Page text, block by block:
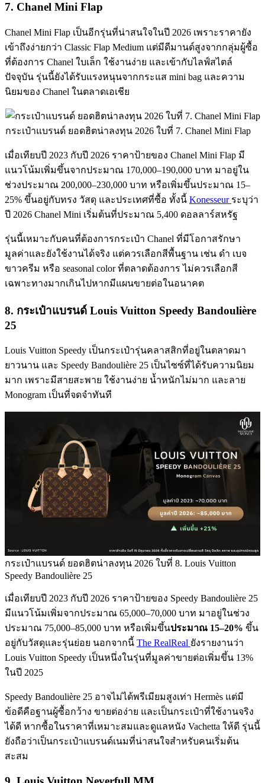
7. Chanel Mini Flap
Chanel Mini Flap เป็นอีกรุ่นที่น่าสนใจในปี 2026 เพราะราคายัง
เข้าถึงง่ายกว่า Classic Flap Medium แต่มีดีมานด์สูงจากกลุ่มผู้ซื้อ
ที่ต้องการ Chanel ใบเล็ก ใช้งานง่าย และเข้ากับไลฟ์สไตล์
ปัจจุบัน รุ่นนี้ยังได้รับแรงหนุนจากกระแส mini bag และความ
นิยมของ Chanel ในตลาดเอเชีย
กระเป๋าแบรนด์ ยอดฮิตน่าลงทุน 2026 ใบที่ 7. Chanel Mini Flap
เมื่อเทียบปี 2023 กับปี 2026 ราคาป้ายของ Chanel Mini Flap มี
แนวโน้มเพิ่มขึ้นจากประมาณ 170,000–190,000 บาท มาอยู่ใน
ช่วงประมาณ 200,000–230,000 บาท หรือเพิ่มขึ้นประมาณ 15–
25% ขึ้นอยู่กับทรง วัสดุ และประเทศที่ซื้อ ทั้งนี้ Konesseur ระบุว่า
ปี 2026 Chanel Mini เริ่มต้นที่ประมาณ 5,400 ดอลลาร์สหรัฐ
รุ่นนี้เหมาะกับคนที่ต้องการกระเป๋า Chanel ที่มีโอกาสรักษา
มูลค่าและยังใช้งานได้จริง แต่ควรเลือกสีพื้นฐาน เช่น ดำ เบจ
ขาวครีม หรือ seasonal color ที่ตลาดต้องการ ไม่ควรเลือกสี
เฉพาะทางมากเกินไปหากมีแผนขายต่อในอนาคต
8. กระเป๋าแบรนด์ Louis Vuitton Speedy Bandoulière
25
Louis Vuitton Speedy เป็นกระเป๋ารุ่นคลาสสิกที่อยู่ในตลาดมา
ยาวนาน และ Speedy Bandoulière 25 เป็นไซซ์ที่ได้รับความนิยม
มาก เพราะมีสายสะพาย ใช้งานง่าย น้ำหนักไม่มาก และลาย
Monogram เป็นที่จดจำทันที
กระเป๋าแบรนด์ ยอดฮิตน่าลงทุน 2026 ใบที่ 8. Louis Vuitton
Speedy Bandoulière 25
เมื่อเทียบปี 2023 กับปี 2026 ราคาป้ายของ Speedy Bandoulière 25
มีแนวโน้มเพิ่มจากประมาณ 65,000–70,000 บาท มาอยู่ในช่วง
ประมาณ 75,000–85,000 บาท หรือเพิ่มขึ้นประมาณ 15–20% ขึ้น
อยู่กับวัสดุและรุ่นย่อย นอกจากนี้ The RealReal ยังรายงานว่า
Louis Vuitton Speedy เป็นหนึ่งในรุ่นที่มูลค่าขายต่อเพิ่มขึ้น 13%
ในปี 2025
Speedy Bandoulière 25 อาจไม่ได้พรีเมียมสูงเท่า Hermès แต่มี
ข้อดีคือฐานผู้ซื้อกว้าง ขายต่อง่าย และเป็นกระเป๋าที่ใช้งานจริง
ได้ดี หากซื้อในราคาที่เหมาะสมและดูแลหนัง Vachetta ให้ดี รุ่นนี้
ยังถือว่าเป็นกระเป๋าแบรนด์เนมที่น่าสนใจสำหรับคนเริ่มต้น
สะสม